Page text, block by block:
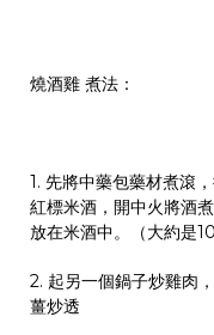
燒酒雞 煮法：
1. 先將中藥包藥材煮滾
紅標米酒，開中火將酒
放在米酒中。（大約是
2. 起另一個鍋子炒雞肉
薑炒透